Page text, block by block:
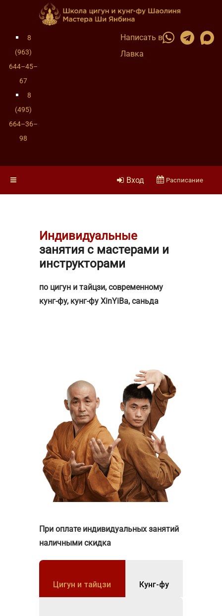
8
(963)
644–45–
67
8
(495)
664–36–
98
Написать в
Лавка
Вход Расписание
Индивидуальные
занятия с мастерами и
инструкторами
по цигун и тайцзи, современному
кунг-фу, кунг-фу XinYiBa, саньда
При оплате индивидуальных занятий
наличными скидка
Цигун и тайцзи Кунг-фу